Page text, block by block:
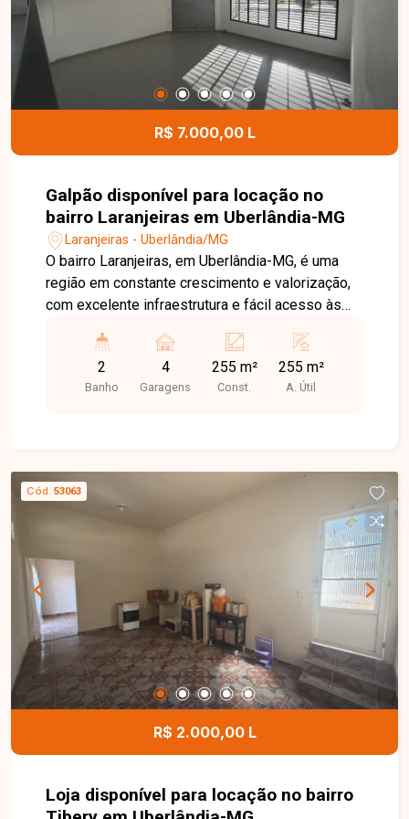
comodidade para toda a família. Uma excelente
oportunidade para quem busca um apartamento
bem localizado, com condomínio completo e
ótimo custo-benefício. Entre em contato e
agende sua visita!
R$ 7.000,00 L
Galpão disponível para locação no
bairro Laranjeiras em Uberlândia-MG
Laranjeiras - Uberlândia/MG
O bairro Laranjeiras, em Uberlândia-MG, é uma
região em constante crescimento e valorização,
com excelente infraestrutura e fácil acesso às
de grande fluxo, oferece ótima visibilidade e
praticidade, sendo ideal para empresas que
buscam destaque e fácil acesso. Galpão
banheiros, arquivo, copa e 01 porta de aço. O
imóvel conta ainda com estacionamento frontal
para 04 veículos, proporcionando comodidade
para clientes e colaboradores, além de excelente
potencial para diversos segmentos comerciais.
Entre em contato para mais informações e
agende uma visita para conhecer esta excelente
oportunidade comercial.
2
Banho
4
Garagens
255 m²
Const.
255 m²
A. Útil
Cód. 53063
R$ 2.000,00 L
Loja disponível para locação no bairro